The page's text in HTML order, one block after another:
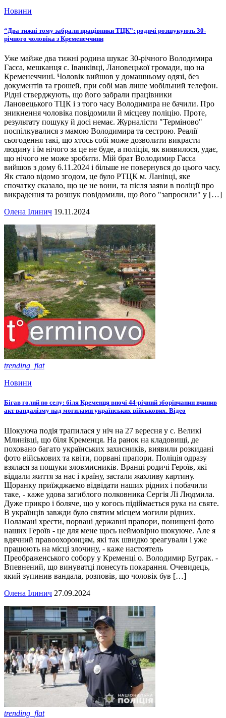
Новини
“Два тижні тому забрали працівники ТЦК”: родичі розшукують 30-
річного чоловіка з Кременеччини
Уже майже два тижні родина шукає 30-річного Володимира
Гасса, мешканця с. Іванківці, Лановецької громади, що на
Кременеччині. Чоловік вийшов у домашньому одязі, без
документів та грошей, при собі мав лише мобільний телефон.
Рідні стверджують, що його забрали працівники
Лановецького ТЦК і з того часу Володимира не бачили. Про
зникнення чоловіка повідомили й місцеву поліцію. Проте,
результату пошуку й досі немає. Журналісти "Терміново"
поспілкувалися з мамою Володимира та сестрою. Реалії
сьогодення такі, що хтось собі може дозволити викрасти
людину і їм нічого за це не буде, а поліція, як виявилося, удає,
що нічого не може зробити. Мій брат Володимир Гасса
вийшов з дому 6.11.2024 і більше не повернувся до цього часу.
Як стало відомо згодом, це було РТЦК м. Ланівці, яке
спочатку сказало, що це не вони, та після заяви в поліції про
викрадення та розшук повідомили, що його "запросили" у […]
Олена Ілинич 19.11.2024
trending_flat
Новини
Бігав голий по селу: біля Кременця вночі 44-річний зборівчанин вчинив
акт вандалізму над могилами українських військових. Відео
Шокуюча подія трапилася у ніч на 27 вересня у с. Великі
Млинівці, що біля Кременця. На ранок на кладовищі, де
поховано багато українських захисників, виявили розкидані
фото військових та квіти, порвані прапори. Поліція одразу
взялася за пошуки зловмисників. Вранці родичі Героїв, які
віддали життя за нас і країну, застали жахливу картину.
Щоранку приїжджаємо відвідати наших рідних і побачили
таке, - каже удова загиблого полковника Сергія Лі Людмила.
Дуже прикро і боляче, що у когось підіймається рука на святе.
В українців завжди було святим місцем могили рідних.
Поламані хрести, порвані державні прапори, понищені фото
наших Героїв - це для мене щось неймовірно шокуюче. Але я
вдячний правоохоронцям, які так швидко зреагували і уже
працюють на місці злочину, - каже настоятель
Преображенського собору у Кременці о. Володимир Буграк. -
Впевнений, що винуватці понесуть покарання. Очевидець,
який зупинив вандала, розповів, що чоловік був […]
Олена Ілинич 27.09.2024
trending_flat